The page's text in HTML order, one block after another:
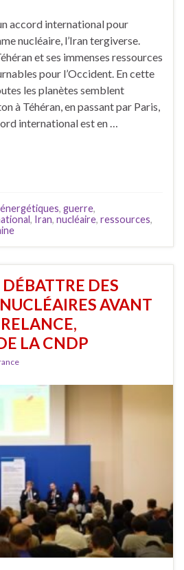
accord international pour
nucléaire, l’Iran tergiverse.
et ses immenses ressources
pour l’Occident. En cette
les planètes semblent
à Téhéran, en passant par Paris,
international est en …
énergétiques, guerre,
, Iran, nucléaire, ressources,
DÉBATTRE DES
AVANT
LA CNDP